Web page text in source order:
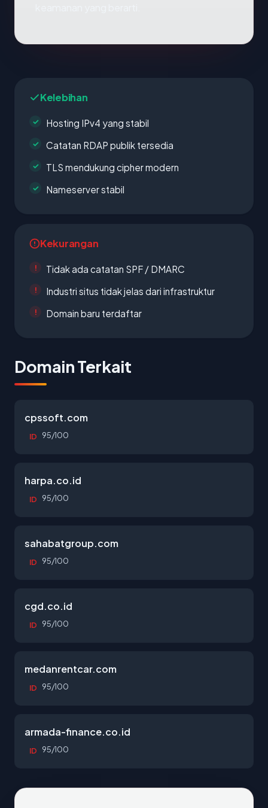
Kelebihan
Hosting IPv4 yang stabil
Catatan RDAP publik tersedia
TLS mendukung cipher modern
Nameserver stabil
Kekurangan
Tidak ada catatan SPF / DMARC
Industri situs tidak jelas dari infrastruktur
Domain baru terdaftar
Domain Terkait
cpssoft.com
ID 95/100
harpa.co.id
ID 95/100
sahabatgroup.com
ID 95/100
cgd.co.id
ID 95/100
medanrentcar.com
ID 95/100
armada-finance.co.id
ID 95/100